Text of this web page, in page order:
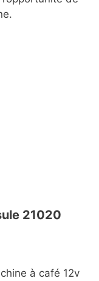
21020
à café 12v